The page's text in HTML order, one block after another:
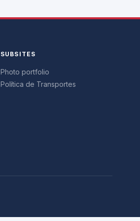
SUBSITES
Photo portfolio
Política de Transportes